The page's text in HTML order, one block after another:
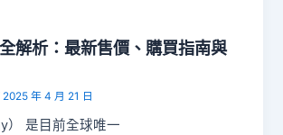
解析：最新售價、購買指南與
2025 年 4 月 21 日
） 是目前全球唯一